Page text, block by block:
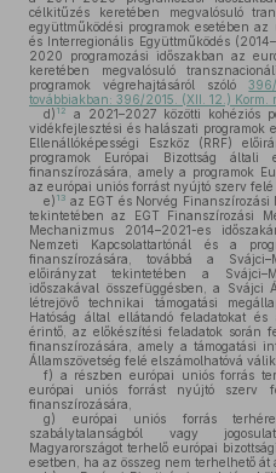
célkitűzés keretében megvalósuló
együttműködési programok esetében
és Interregionális Együttműködés
2020 programozási időszakban az
keretében megvalósuló
programok végrehajtásáról szóló
továbbiakban: 396/2015. (XII. 12.) Korm.
d) 12
a 2021–2027 közötti kohéziós
vidékfejlesztési és halászati programok
Ellenállóképességi Eszköz (RRF)
programok Európai Bizottság általi
finanszírozására, amely a programok
az európai uniós forrást nyújtó szerv felé
e) 13 az EGT és Norvég
tekintetében az EGT Finanszírozási
Mechanizmus 2014–2021-es
Nemzeti Kapcsolattartónál és a
finanszírozására, továbbá a
előirányzat tekintetében a
időszakával összefüggésben, a Svájci
létrejövő technikai támogatási
Hatóság által ellátandó feladatokat
érintő, az előkészítési feladatok során
finanszírozására, amely a támogatási
Államszövetség felé elszámolhatóvá válik,
f) a részben európai uniós forrás
európai uniós forrást nyújtó szerv
finanszírozására,
g) európai uniós forrás terhére
szabálytalanságból vagy
Magyarországot terhelő európai
esetben, ha az összeg nem terhelhető át